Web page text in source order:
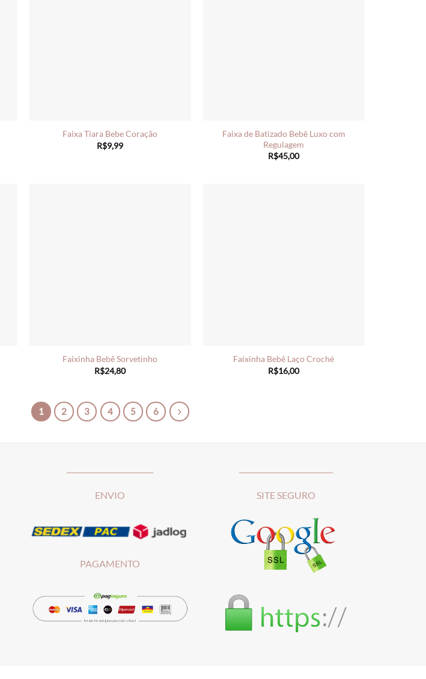
Faixa Tiara Bebe Coração
R$9,99
Faixa de Batizado Bebê Luxo com
Regulagem
R$45,00
Faixinha Bebê Sorvetinho
R$24,80
Faixinha Bebê Laço Croché
R$16,00
1 2 3 4 5 6
ENVIO
PAGAMENTO
SITE SEGURO